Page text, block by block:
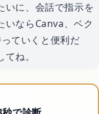
いに、会話で指示を
いならCanva、ベク
ていくと便利だ
ね。